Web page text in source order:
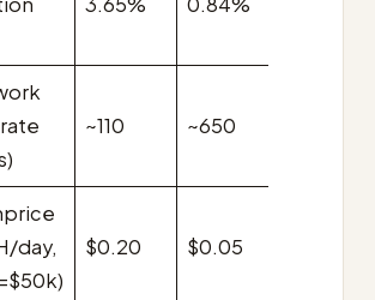
~110 ~650
day,
$0.20 $0.05